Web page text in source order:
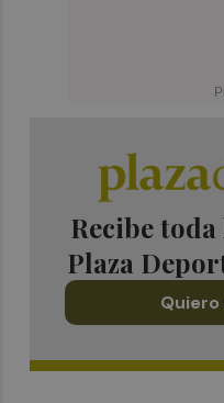
Recibe
Plaza